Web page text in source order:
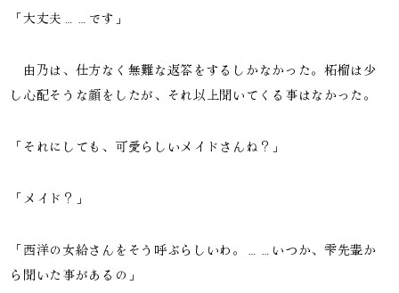
「大丈夫……です」
由乃は、仕方なく無難な返答をするしかなかった。柘榴は少
し心配そうな顔をしたが、それ以上聞いてくる事はなかった。
「それにしても、可愛らしいメイドさんね？」
「メイド？」
「西洋の女給さんをそう呼ぶらしいわ。……いつか、雫先輩か
ら聞いた事があるの」